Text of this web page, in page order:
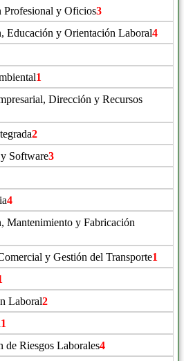
Profesional y Oficios3
Educación y Orientación Laboral4
1
Dirección y Recursos
2
Software3
4
Mantenimiento y Fabricación
y Gestión del Transporte1
Laboral2
1
de Riesgos Laborales4